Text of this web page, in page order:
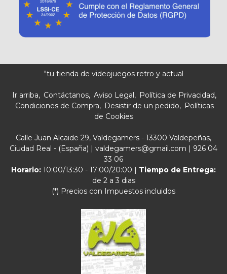
"tu tienda de videojuegos retro y actual
Ir arriba Contáctanos Aviso Legal
Política de Privacidad
Condiciones de Compra
Desistir de un pedido
Políticas
de Cookies
Calle Juan Alcaide 29, Valdegamers - 13300 Valdepeñas,
Ciudad Real - (España) | valdegamers@gmail.com | 926 04
33 06
Horario: 10:00/13:30 - 17:00/20:00 | Tiempo de Entrega:
de 2 a 3 dias
(*) Precios con Impuestos incluidos